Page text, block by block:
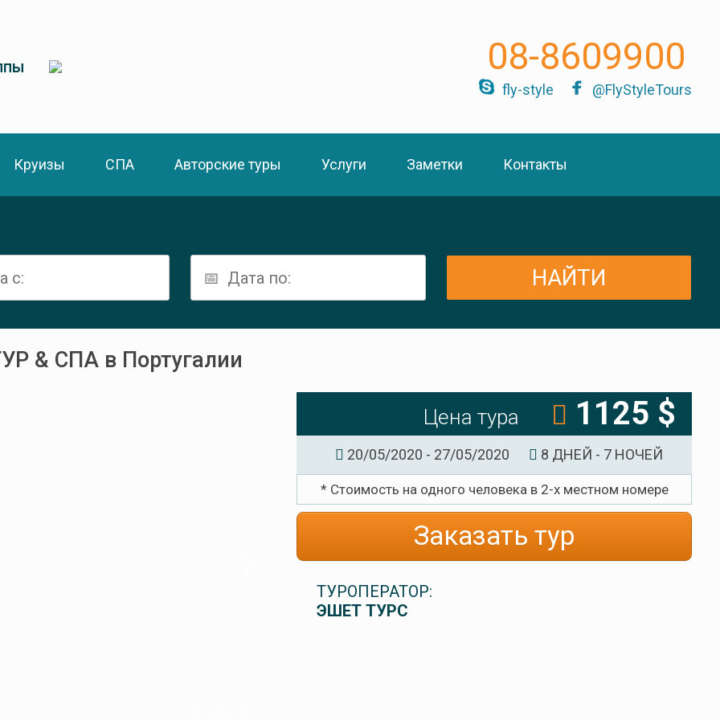
08-8609900
fly-style @FlyStyleTours
Круизы СПА Авторские туры Услуги Заметки Контакты
& СПА в Португалии
Цена тура 1125 $
20/05/2020 - 27/05/2020 8 ДНЕЙ - 7 НОЧЕЙ
* Стоимость на одного человека в 2-х местном номере
Заказать тур
ТУРОПЕРАТОР:
ЭШЕТ ТУРС